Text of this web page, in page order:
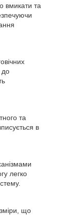
вмикати та
до
та
в
легко
що